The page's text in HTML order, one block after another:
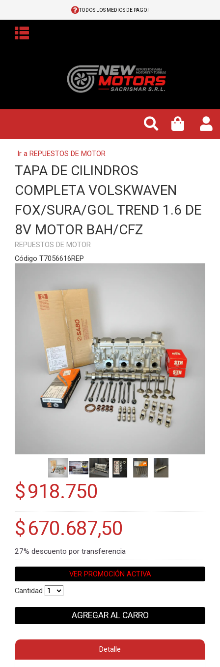
TODOS LOS MEDIOS DE PAGO!
Ir a REPUESTOS DE MOTOR
TAPA DE CILINDROS
COMPLETA VOLSKWAVEN
FOX/SURA/GOL TREND 1.6 DE
8V MOTOR BAH/CFZ
REPUESTOS DE MOTOR
Código T7056616REP
$918.750
$670.687,50
27% descuento por transferencia
VER PROMOCIÓN ACTIVA
Cantidad
AGREGAR AL CARRO
Detalle